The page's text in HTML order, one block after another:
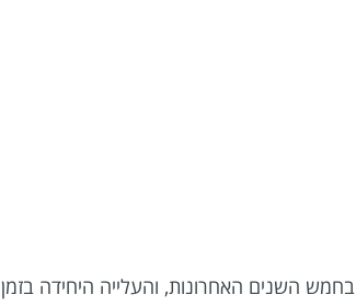
לעומת זאת, מחקר שבדק את זמן השימוש בטלוויזיה מצא שבקרב בני 12-24 ישנה ירידה של יותר מ-40% בחמש השנים האחרונות, והעלייה היחידה בזמן